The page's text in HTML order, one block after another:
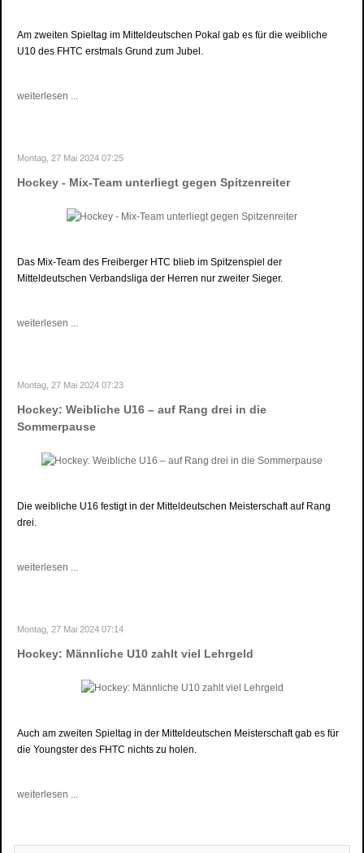
Am zweiten Spieltag im Mitteldeutschen Pokal gab es für die weibliche
U10 des FHTC erstmals Grund zum Jubel.
weiterlesen ...
Montag, 27 Mai 2024 07:25
Hockey - Mix-Team unterliegt gegen Spitzenreiter
Das Mix-Team des Freiberger HTC blieb im Spitzenspiel der
Mitteldeutschen Verbandsliga der Herren nur zweiter Sieger.
weiterlesen ...
Montag, 27 Mai 2024 07:23
Hockey: Weibliche U16 – auf Rang drei in die
Sommerpause
Die weibliche U16 festigt in der Mitteldeutschen Meisterschaft auf Rang
drei.
weiterlesen ...
Montag, 27 Mai 2024 07:14
Hockey: Männliche U10 zahlt viel Lehrgeld
Auch am zweiten Spieltag in der Mitteldeutschen Meisterschaft gab es für
die Youngster des FHTC nichts zu holen.
weiterlesen ...